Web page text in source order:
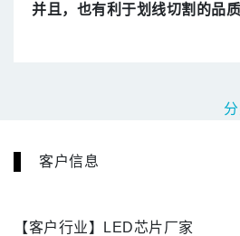
并且，也有利于划线切割的品质
分
客户信息
【客户行业】LED芯片厂家